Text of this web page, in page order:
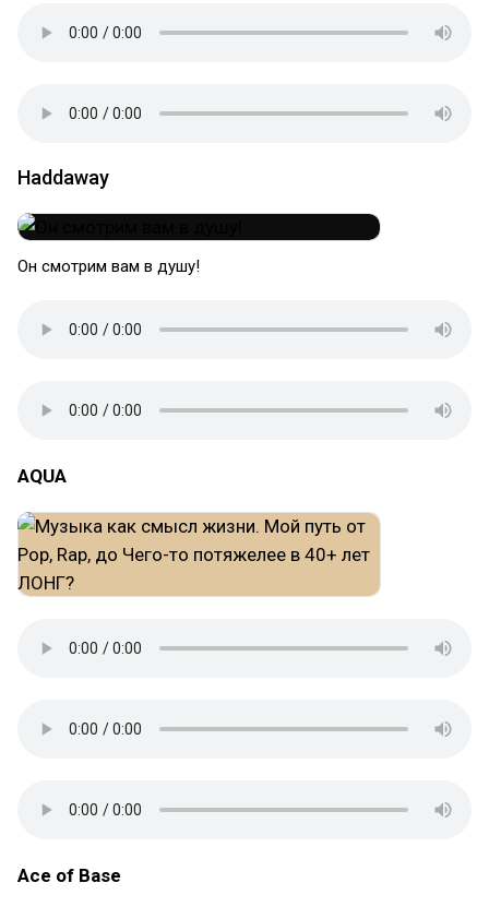
Haddaway
Он смотрим вам в душу!
AQUA
Ace of Base